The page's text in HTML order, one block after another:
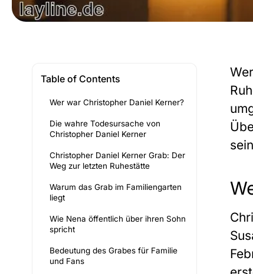
Table of Contents
Wer war Christopher Daniel Kerner?
Die wahre Todesursache von
Christopher Daniel Kerner
Christopher Daniel Kerner Grab: Der
Weg zur letzten Ruhestätte
Warum das Grab im Familiengarten
liegt
Wie Nena öffentlich über ihren Sohn
spricht
Bedeutung des Grabes für Familie
und Fans